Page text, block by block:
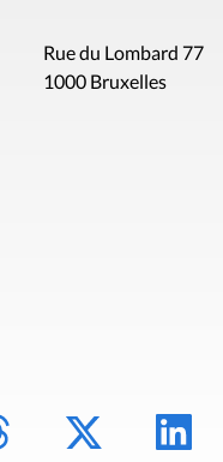
Rue du Lombard 77
1000 Bruxelles